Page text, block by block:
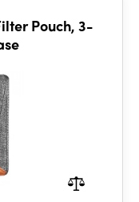
Pouch, 3-